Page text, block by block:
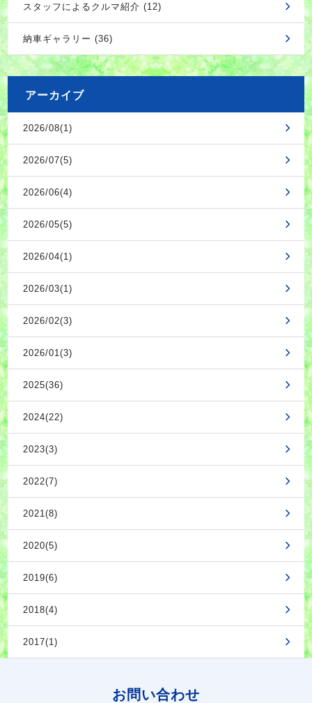
スタッフによるクルマ紹介 (12)
納車ギャラリー (36)
アーカイブ
2026/08(1)
2026/07(5)
2026/06(4)
2026/05(5)
2026/04(1)
2026/03(1)
2026/02(3)
2026/01(3)
2025(36)
2024(22)
2023(3)
2022(7)
2021(8)
2020(5)
2019(6)
2018(4)
2017(1)
お問い合わせ